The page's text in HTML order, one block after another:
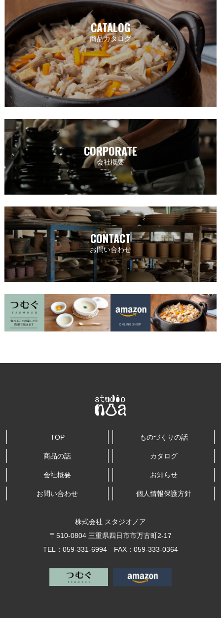
CATALOG
商品カタログ
CORPORATE
会社概要
CONTACT
お問い合わせ
TOP ものづくりの話
商品の話 カタログ
会社概要 お知らせ
お問い合わせ 個人情報保護方針
株式会社 スタジオノア
〒510-0804 三重県四日市市万古町2-17
TEL：059-331-6994 FAX：059-333-0364